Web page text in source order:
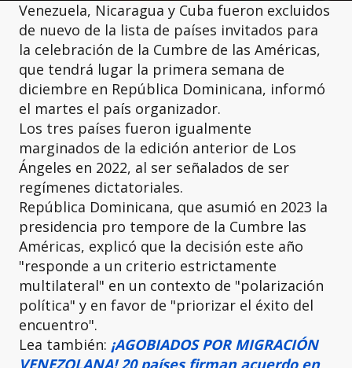
Venezuela, Nicaragua y Cuba fueron excluidos
de nuevo de la lista de países invitados para
la celebración de la Cumbre de las Américas,
que tendrá lugar la primera semana de
diciembre en República Dominicana, informó
el martes el país organizador.
Los tres países fueron igualmente
marginados de la edición anterior de Los
Ángeles en 2022, al ser señalados de ser
regímenes dictatoriales.
República Dominicana, que asumió en 2023 la
presidencia pro tempore de la Cumbre las
Américas, explicó que la decisión este año
"responde a un criterio estrictamente
multilateral" en un contexto de "polarización
política" y en favor de "priorizar el éxito del
encuentro".
Lea también: ¡AGOBIADOS POR MIGRACIÓN
VENEZOLANA! 20 países firman acuerdo en